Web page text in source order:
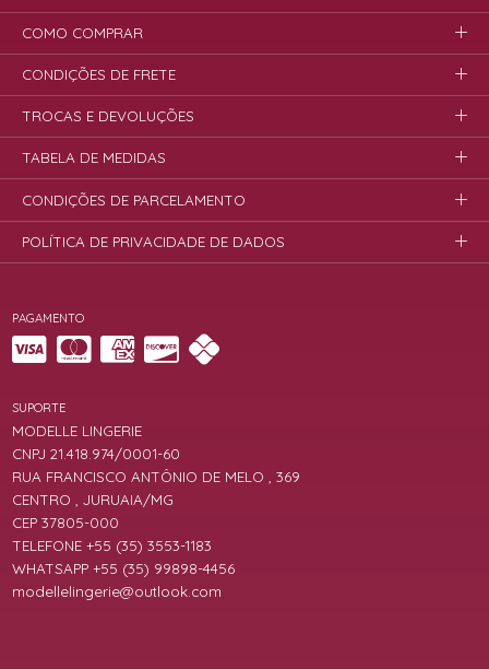
PAGAMENTO
SUPORTE
MODELLE LINGERIE
CNPJ 21.418.974/0001-60
RUA FRANCISCO ANTÔNIO DE MELO , 369
CENTRO , JURUAIA/MG
CEP 37805-000
TELEFONE +55 (35) 3553-1183
WHATSAPP +55 (35) 99898-4456
modellelingerie@outlook.com
COMO COMPRAR
CONDIÇÕES DE FRETE
TROCAS E DEVOLUÇÕES
TABELA DE MEDIDAS
CONDIÇÕES DE PARCELAMENTO
POLÍTICA DE PRIVACIDADE DE DADOS